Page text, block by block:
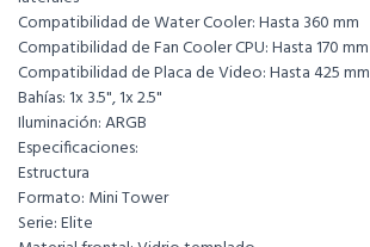
Compatibilidad de Water Cooler: Hasta 360 mm
Compatibilidad de Fan Cooler CPU: Hasta 170 mm
Compatibilidad de Placa de Video: Hasta 425 mm
Bahías: 1x 3.5", 1x 2.5"
Iluminación: ARGB
Especificaciones:
Estructura
Formato: Mini Tower
Serie: Elite